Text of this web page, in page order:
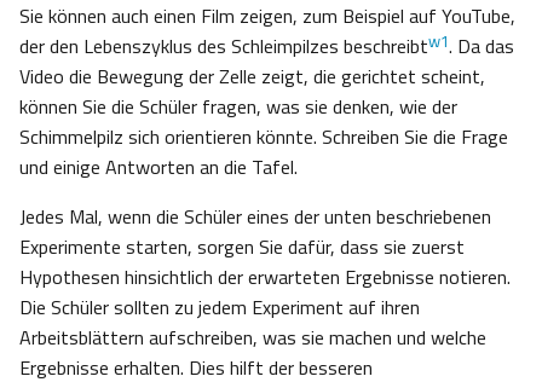
Sie können auch einen Film zeigen, zum Beispiel auf YouTube,
der den Lebenszyklus des Schleimpilzes beschreibtw1. Da das
Video die Bewegung der Zelle zeigt, die gerichtet scheint,
können Sie die Schüler fragen, was sie denken, wie der
Schimmelpilz sich orientieren könnte. Schreiben Sie die Frage
und einige Antworten an die Tafel.
Jedes Mal, wenn die Schüler eines der unten beschriebenen
Experimente starten, sorgen Sie dafür, dass sie zuerst
Hypothesen hinsichtlich der erwarteten Ergebnisse notieren.
Die Schüler sollten zu jedem Experiment auf ihren
Arbeitsblättern aufschreiben, was sie machen und welche
Ergebnisse erhalten. Dies hilft der besseren